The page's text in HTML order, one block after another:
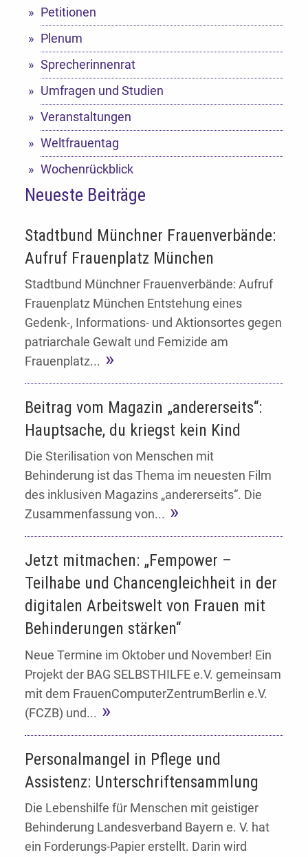
Petitionen
Plenum
Sprecherinnenrat
Umfragen und Studien
Veranstaltungen
Weltfrauentag
Wochenrückblick
Neueste Beiträge
Stadtbund Münchner Frauenverbände:
Aufruf Frauenplatz München
Stadtbund Münchner Frauenverbände: Aufruf
Frauenplatz München Entstehung eines
Gedenk-, Informations- und Aktionsortes gegen
patriarchale Gewalt und Femizide am
Frauenplatz...
Beitrag vom Magazin „andererseits“:
Hauptsache, du kriegst kein Kind
Die Sterilisation von Menschen mit
Behinderung ist das Thema im neuesten Film
des inklusiven Magazins „andererseits“. Die
Zusammenfassung von...
Jetzt mitmachen: „Fempower –
Teilhabe und Chancengleichheit in der
digitalen Arbeitswelt von Frauen mit
Behinderungen stärken“
Neue Termine im Oktober und November! Ein
Projekt der BAG SELBSTHILFE e.V. gemeinsam
mit dem FrauenComputerZentrumBerlin e.V.
(FCZB) und...
Personalmangel in Pflege und
Assistenz: Unterschriftensammlung
Die Lebenshilfe für Menschen mit geistiger
Behinderung Landesverband Bayern e. V. hat
ein Forderungs-Papier erstellt. Darin wird